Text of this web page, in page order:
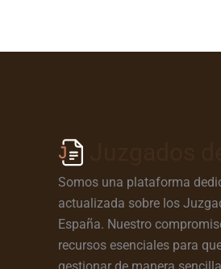
Somos una plataforma
actualizada sobre los
España. Nuestro
recursos esenciales para